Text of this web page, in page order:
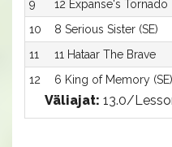
9
12 Expanse's Tornado
10
8 Serious Sister (SE)
11
11 Hataar The Brave
12
6 King of Memory (SE)
Väliajat: 13.0/